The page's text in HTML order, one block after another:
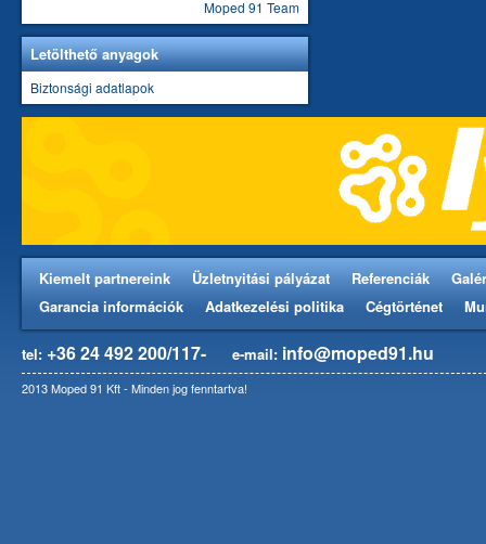
Moped 91 Team
Letölthető anyagok
Biztonsági adatlapok
Kiemelt partnereink Üzletnyitási pályázat Referenciák
Garancia információk
Adatkezelési politika Cégtörténet
tel: +36 24 492 200/117- e-mail: info@moped91.hu
2013 Moped 91 Kft - Minden jog fenntartva!